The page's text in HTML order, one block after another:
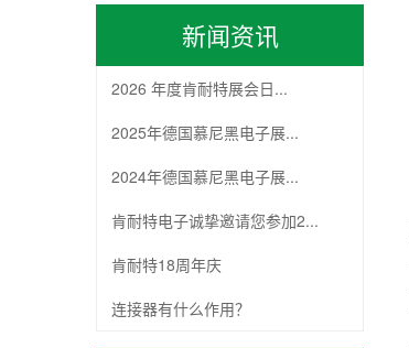
新闻资讯
2026 年度肯耐特展会日...
2025年德国慕尼黑电子展...
2024年德国慕尼黑电子展...
肯耐特电子诚挚邀请您参加2...
肯耐特18周年庆
连接器有什么作用？